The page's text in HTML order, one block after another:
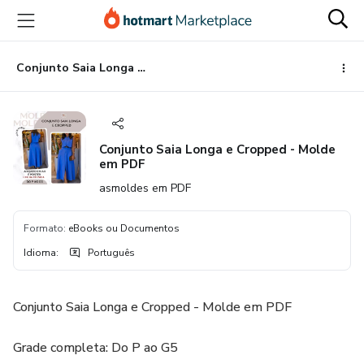
para
conteúdo
principal
para
pagamento
para
rodapé
Conjunto Saia Longa e Cropped - Molde em PDF
Conjunto Saia Longa e Cropped - Molde
em PDF
asmoldes em PDF
Formato: eBooks ou Documentos
Idioma: Português
Conjunto Saia Longa e Cropped - Molde em PDF
Grade completa: Do P ao G5